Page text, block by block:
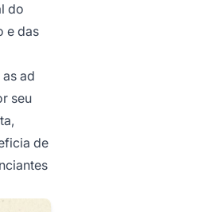
do
e das
ad
seu
de